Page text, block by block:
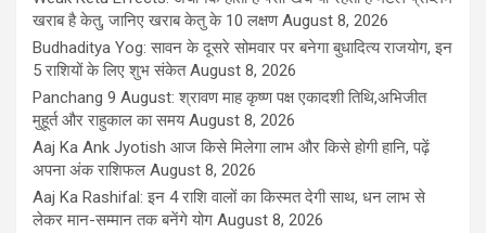
खराब है केतु, जानिए खराब केतु के 10 लक्षण August 8, 2026
Budhaditya Yog: सावन के दूसरे सोमवार पर बनेगा बुधादित्य राजयोग, इन
5 राशियों के लिए शुभ संकेत August 8, 2026
Panchang 9 August: श्रावण माह कृष्ण पक्ष एकादशी तिथि,अभिजीत
मुहूर्त और राहुकाल का समय August 8, 2026
Aaj Ka Ank Jyotish आज किसे मिलेगा लाभ और किसे होगी हानि, पढ़ें
अपना अंक राशिफल August 8, 2026
Aaj Ka Rashifal: इन 4 राशि वालों का किस्मत देगी साथ, धन लाभ से
लेकर मान-सम्मान तक बनेंगे योग August 8, 2026